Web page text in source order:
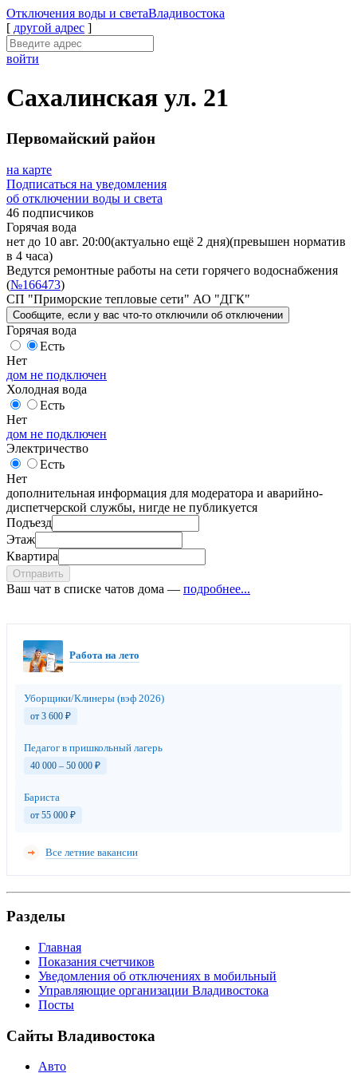
Отключения воды и светаВладивостока
[ другой адрес ]
войти
Сахалинская ул. 21
Первомайский район
на карте
Подписаться на уведомления
об отключении воды и света
46 подписчиков
Горячая вода
нет до 10 авг. 20:00(актуально ещё 2 дня)(превышен норматив
в 4 часа)
Ведутся ремонтные работы на сети горячего водоснабжения
(№166473)
СП "Приморские тепловые сети" АО "ДГК"
Сообщите , если у вас что-то отключили об отключении
Горячая вода
Есть
Нет
дом не подключен
Холодная вода
Есть
Нет
дом не подключен
Электричество
Есть
Нет
дополнительная информация для модератора и аварийно-
диспетчерской службы, нигде не публикуется
Подъезд
Этаж
Квартира
Отправить
Ваш чат в списке чатов дома — подробнее...
Работа на лето
Уборщики/Клинеры (вэф 2026)
от 3 600 ₽
Педагог в пришкольный лагерь
40 000 – 50 000 ₽
Бариста
от 55 000 ₽
Все летние вакансии
Разделы
Главная
Показания счетчиков
Уведомления об отключениях в мобильный
Управляющие организации Владивостока
Посты
Сайты Владивостока
Авто